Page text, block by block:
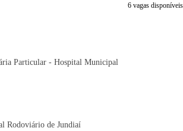
6 vagas disponíveis
Particular - Hospital Municipal
Rodoviário de Jundiaí